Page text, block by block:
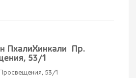
ПхалиХинкали Пр.
53/1
53/1